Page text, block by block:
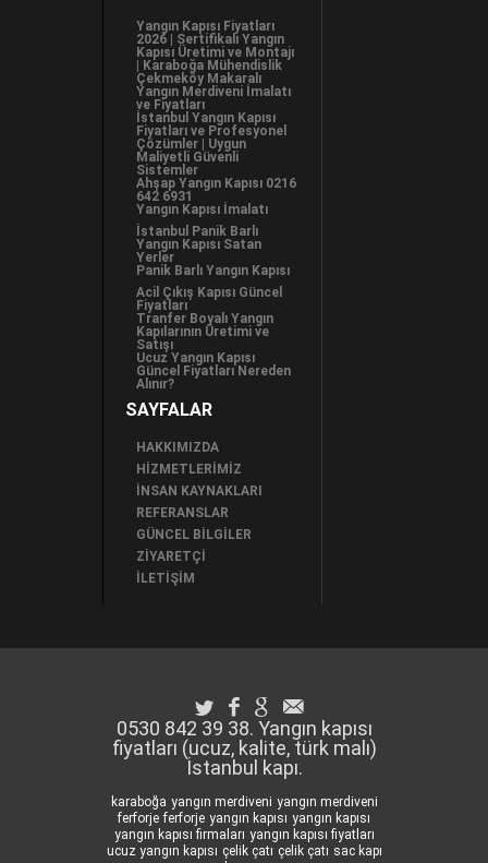
Yangın Kapısı Fiyatları
2026 | Sertifikalı Yangın
Kapısı Üretimi ve Montajı
| Karaboğa Mühendislik
Çekmeköy Makaralı
Yangın Merdiveni İmalatı
ve Fiyatları
İstanbul Yangın Kapısı
Fiyatları ve Profesyonel
Çözümler | Uygun
Maliyetli Güvenli
Sistemler
Ahşap Yangın Kapısı 0216
642 6931
Yangın Kapısı İmalatı
İstanbul Panik Barlı
Yangın Kapısı Satan
Yerler
Panik Barlı Yangın Kapısı
Acil Çıkış Kapısı Güncel
Fiyatları
Tranfer Boyalı Yangın
Kapılarının Üretimi ve
Satışı
Ucuz Yangın Kapısı
Güncel Fiyatları Nereden
Alınır?
SAYFALAR
HAKKIMIZDA
HİZMETLERİMİZ
İNSAN KAYNAKLARI
REFERANSLAR
GÜNCEL BİLGİLER
ZİYARETÇİ
İLETİŞİM
0530 842 39 38. Yangın kapısı
fiyatları (ucuz, kalite, türk malı)
İstanbul kapı.
karaboğa yangın merdiveni yangın merdiveni
ferforje ferforje yangın kapısı yangın kapısı
yangın kapısı firmaları yangın kapısı fiyatları
ucuz yangın kapısı çelik çatı çelik çatı sac kapı